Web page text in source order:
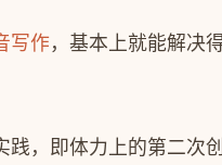
写作，基本上就能解决
，即体力上的第二次创